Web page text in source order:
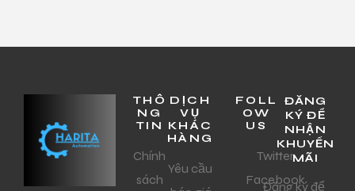
THÔ
NG
TIN
Chính
sách
DỊCH
VỤ
KHÁC
HÀNG
Yêu cầu
FOLL
OW
US
Twitter
Facebook
ĐĂNG
KÝ ĐỂ
NHẬN
KHUYẾN
MÃI
Đăng ký để